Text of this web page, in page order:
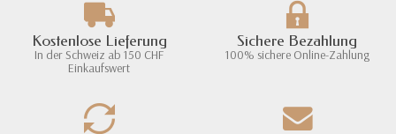
Kostenlose Lieferung
In der Schweiz ab 150 CHF
Einkaufswert
Sichere Bezahlung
100% sichere Online-Zahlung